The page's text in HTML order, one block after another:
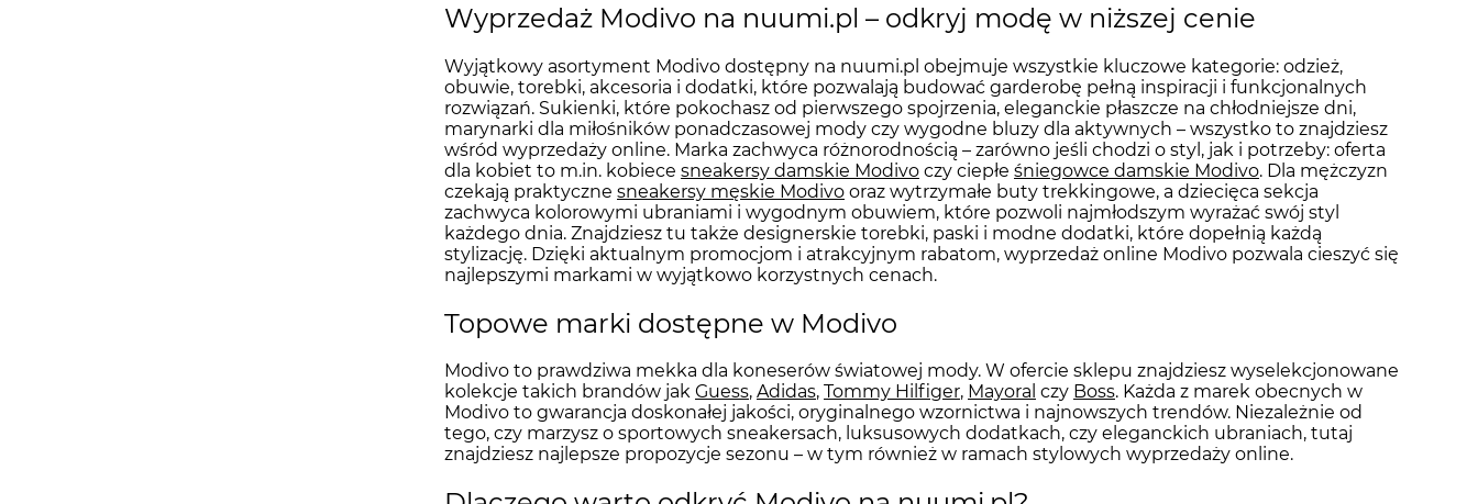
Wyprzedaż Modivo na nuumi.pl – odkryj modę w niższej cenie
Wyjątkowy asortyment Modivo dostępny na nuumi.pl obejmuje wszystkie kluczowe kategorie: odzież,
obuwie, torebki, akcesoria i dodatki, które pozwalają budować garderobę pełną inspiracji i funkcjonalnych
rozwiązań. Sukienki, które pokochasz od pierwszego spojrzenia, eleganckie płaszcze na chłodniejsze dni,
marynarki dla miłośników ponadczasowej mody czy wygodne bluzy dla aktywnych – wszystko to znajdziesz
wśród wyprzedaży online. Marka zachwyca różnorodnością – zarówno jeśli chodzi o styl, jak i potrzeby: oferta
dla kobiet to m.in. kobiece sneakersy damskie Modivo czy ciepłe śniegowce damskie Modivo. Dla mężczyzn
czekają praktyczne sneakersy męskie Modivo oraz wytrzymałe buty trekkingowe, a dziecięca sekcja
zachwyca kolorowymi ubraniami i wygodnym obuwiem, które pozwoli najmłodszym wyrażać swój styl
każdego dnia. Znajdziesz tu także designerskie torebki, paski i modne dodatki, które dopełnią każdą
stylizację. Dzięki aktualnym promocjom i atrakcyjnym rabatom, wyprzedaż online Modivo pozwala cieszyć się
najlepszymi markami w wyjątkowo korzystnych cenach.
Topowe marki dostępne w Modivo
Modivo to prawdziwa mekka dla koneserów światowej mody. W ofercie sklepu znajdziesz wyselekcjonowane
kolekcje takich brandów jak Guess, Adidas, Tommy Hilfiger, Mayoral czy Boss. Każda z marek obecnych w
Modivo to gwarancja doskonałej jakości, oryginalnego wzornictwa i najnowszych trendów. Niezależnie od
tego, czy marzysz o sportowych sneakersach, luksusowych dodatkach, czy eleganckich ubraniach, tutaj
znajdziesz najlepsze propozycje sezonu – w tym również w ramach stylowych wyprzedaży online.